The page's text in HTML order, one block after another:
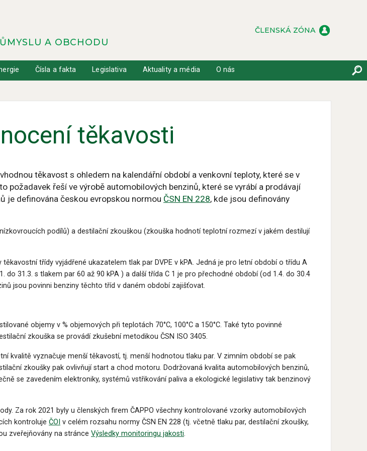
A OBCHODU
ČLENSKÁ ZÓNA
Čísla a fakta Legislativa Aktuality a média O nás
těkavosti
těkavost s ohledem na kalendářní období a venkovní teploty, které se v
řeší ve výrobě automobilových benzinů, které se vyrábí a prodávají
je definována českou evropskou normou ČSN EN 228, kde jsou definovány
podílů) a destilační zkouškou (zkouška hodnotí teplotní rozmezí v jakém destilují
třídy vyjádřené ukazatelem tlak par DVPE v kPA. Jedná je pro letní období o třídu A
31.3. s tlakem par 60 až 90 kPA ) a další třída C 1 je pro přechodné období (od 1.4. do 30.4
jsou povinni benziny těchto tříd v daném období zajišťovat.
objemy v % objemových při teplotách 70°C, 100°C a 150°C. Také tyto povinné
zkouška se provádí zkušební metodikou ČSN ISO 3405.
kvalitě vyznačuje menší těkavostí, tj. menší hodnotou tlaku par. V zimním období se pak
zkoušky pak ovlivňují start a chod motoru. Dodržovaná kvalita automobilových benzinů,
se zavedením elektroniky, systémů vstřikování paliva a ekologické legislativy tak benzinový
Za rok 2021 byly u členských firem ČAPPO všechny kontrolované vzorky automobilových
kontroluje ČOI v celém rozsahu normy ČSN EN 228 (tj. včetně tlaku par, destilační zkoušky,
zveřejňovány na stránce Výsledky monitoringu jakosti.